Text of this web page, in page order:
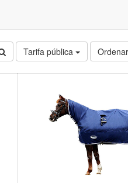
Tarifa pública